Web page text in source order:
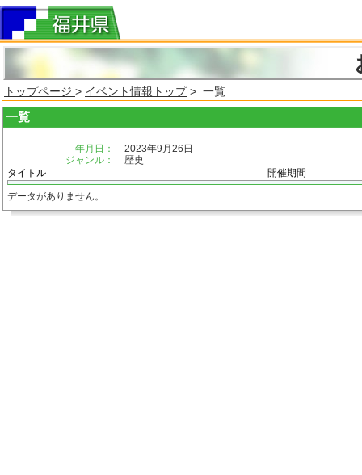
トップページ > イベント情報トップ> 一覧
一覧
年月日：
2023年9月26日
ジャンル：
歴史
タイトル
開催期間
データがありません。